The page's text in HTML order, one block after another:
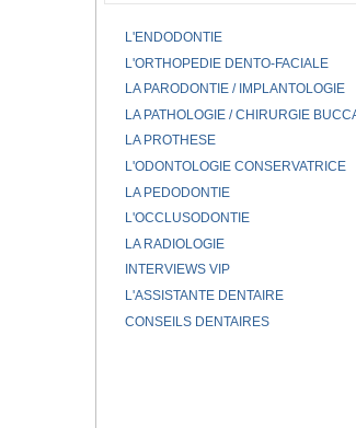
L'ENDODONTIE
L'ORTHOPEDIE DENTO-FACIALE
LA PARODONTIE / IMPLANTOLOGIE
LA PATHOLOGIE / CHIRURGIE
LA PROTHESE
L'ODONTOLOGIE CONSERVATRICE
LA PEDODONTIE
L'OCCLUSODONTIE
LA RADIOLOGIE
INTERVIEWS VIP
L'ASSISTANTE DENTAIRE
CONSEILS DENTAIRES